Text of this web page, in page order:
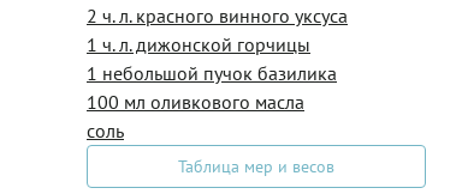
2 ч. л. красного винного уксуса
1 ч. л. дижонской горчицы
1 небольшой пучок базилика
100 мл оливкового масла
соль
Таблица мер и весов